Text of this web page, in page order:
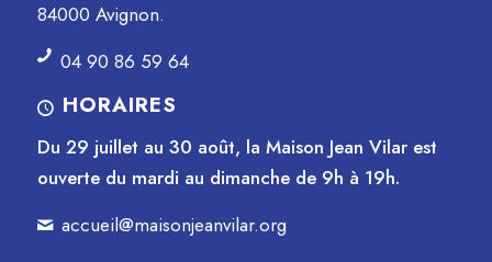
84000 Avignon.
04 90 86 59 64
HORAIRES
Du 29 juillet au 30 août, la Maison Jean Vilar est
ouverte du mardi au dimanche de 9h à 19h.
accueil@maisonjeanvilar.org